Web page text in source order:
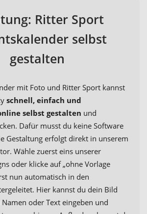
Ritter Sport
selbst
gestalten
mit Foto und Ritter Sport kannst
schnell, einfach und
selbst gestalten und
Dafür musst du keine Software
Gestaltung erfolgt direkt in unserem
Wähle zuerst eins unserer
oder klicke auf „ohne Vorlage
nun automatisch in den
Hier kannst du dein Bild
oder Text eingeben und